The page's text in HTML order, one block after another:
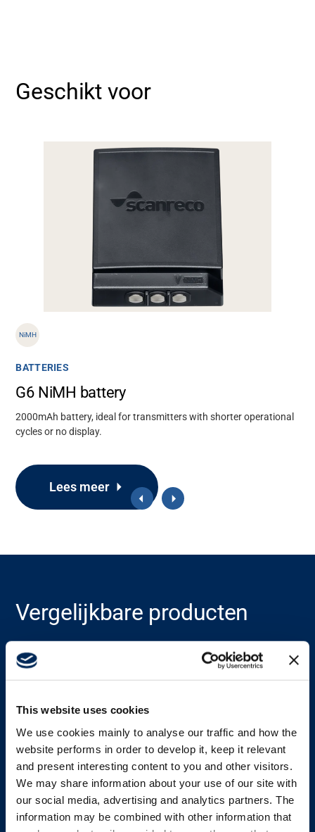
This website uses cookies
We use cookies mainly to analyse our traffic and how the
website performs in order to develop it, keep it relevant
and present interesting content to you and other visitors.
We may share information about your use of our site with
our social media, advertising and analytics partners. The
information may be combined with other information that
Ondersteuning
Mediabank
Geschikt voor
NiMH
BATTERIES
G6 NiMH battery
2000mAh battery, ideal for transmitters with shorter operational
cycles or no display.
Lees meer
Vergelijkbare producten